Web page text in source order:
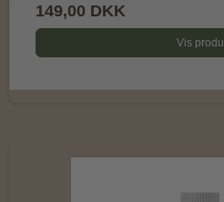
149,00 DKK
Vis